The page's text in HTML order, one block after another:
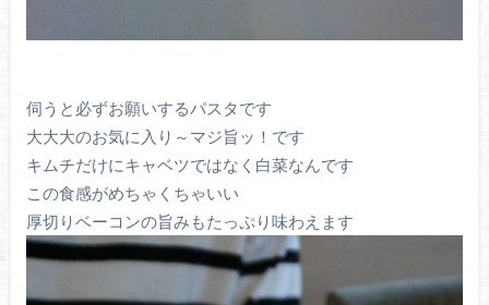
伺うと必ずお願いするパスタです
大大大のお気に入り～マジ旨ッ！です
キムチだけにキャベツではなく白菜なんです
この食感がめちゃくちゃいい
厚切りベーコンの旨みもたっぷり味わえます